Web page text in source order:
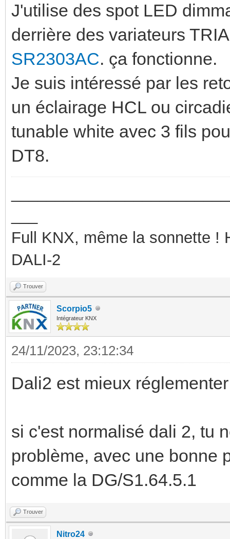
J'utilise des spot LED
derrière des variateurs
SR2303AC. ça fonctionne.
Je suis intéressé par les
un éclairage HCL ou
tunable white avec 3 fils
DT8.
Full KNX, même la sonnette !
DALI-2
Trouver
Scorpio5
Intégrateur KNX
24/11/2023, 23:12:34
Dali2 est mieux
si c'est normalisé dali 2, tu
problème, avec une bonne
comme la DG/S1.64.5.1
Trouver
Nitro24